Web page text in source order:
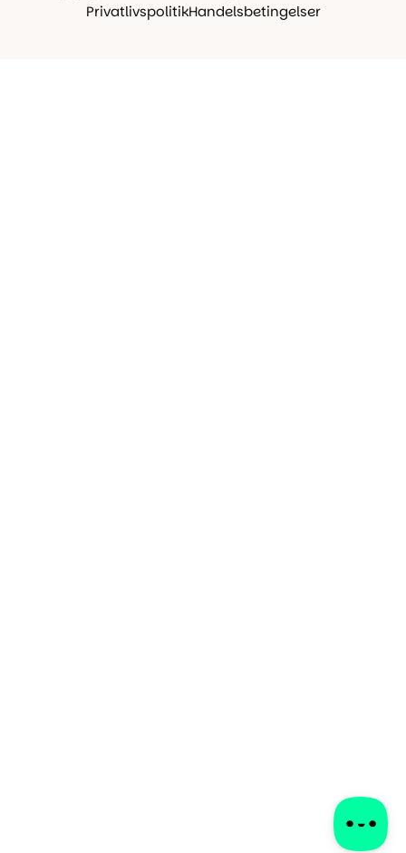
PrivatlivspolitikHandelsbetingelser